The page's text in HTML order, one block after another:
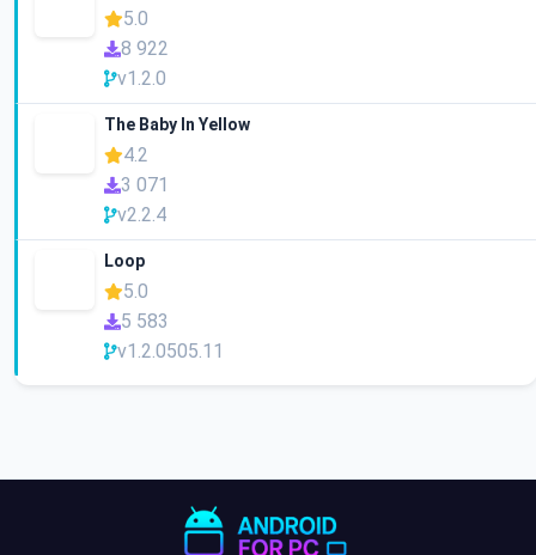
5.0
8 922
v1.2.0
The Baby In Yellow
4.2
3 071
v2.2.4
Loop
5.0
5 583
v1.2.0505.11